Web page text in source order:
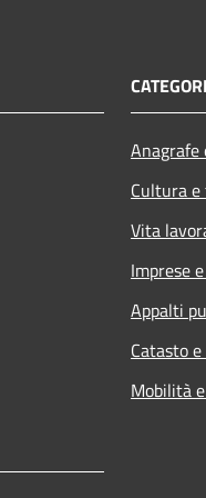
Cultura
Vita
Imprese
Appalti
Catasto
Mobilità